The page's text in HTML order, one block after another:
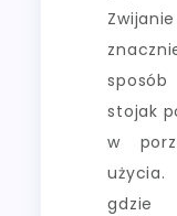
stojak
w
użycia.